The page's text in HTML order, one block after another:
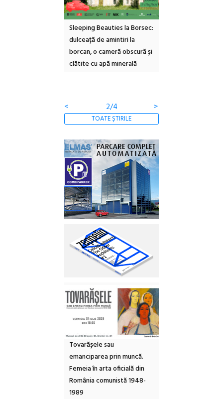
Sleeping Beauties la Borsec:
dulceață de amintiri la
borcan, o cameră obscură și
clătite cu apă minerală
< 2/4 >
TOATE ȘTIRILE
Tovarășele sau
emanciparea prin muncă.
Femeia în arta oficială din
România comunistă 1948-
1989